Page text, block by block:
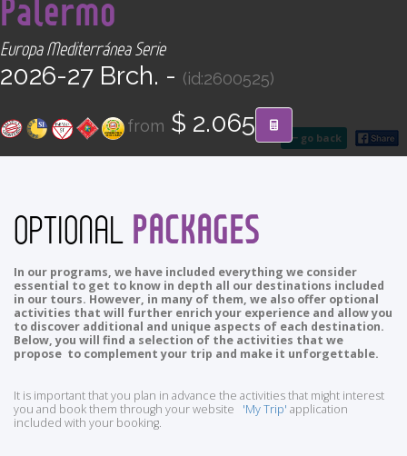
go back
Palermo
Europa Mediterránea Serie
2026-27 Brch. - (id:2600525)
from $ 2.065
OPTIONAL PACKAGES
In our programs, we have included everything we consider
essential to get to know in depth all our destinations included
in our tours. However, in many of them, we also offer optional
activities that will further enrich your experience and allow you
to discover additional and unique aspects of each destination.
Below, you will find a selection of the activities that we
propose to complement your trip and make it unforgettable.
It is important that you plan in advance the activities that might interest
you and book them through your website 'My Trip' application
included with your booking.